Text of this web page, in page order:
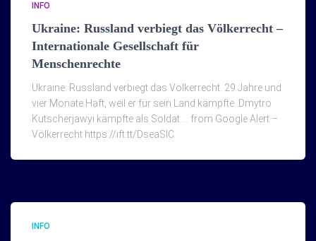
INFO
Ukraine: Russland verbiegt das Völkerrecht –
Internationale Gesellschaft für
Menschenrechte
Ukraine: Russland verbiegt das Völkerrecht. 29 Jahre und
vier Monate Haft, weil er für sein Land kämpfte. Dmytro
Kutscherjawyi kämpfte als Soldat … from Google Alert –
Völkerrecht https://ift.tt/DseaSlC
INFO